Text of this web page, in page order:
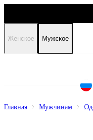
Женское Мужское
Главная Мужчинам